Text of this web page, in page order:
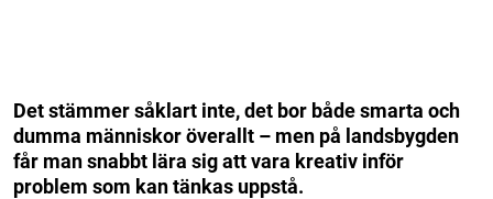
Det stämmer såklart inte, det bor både smarta och
dumma människor överallt – men på landsbygden
får man snabbt lära sig att vara kreativ inför
problem som kan tänkas uppstå.